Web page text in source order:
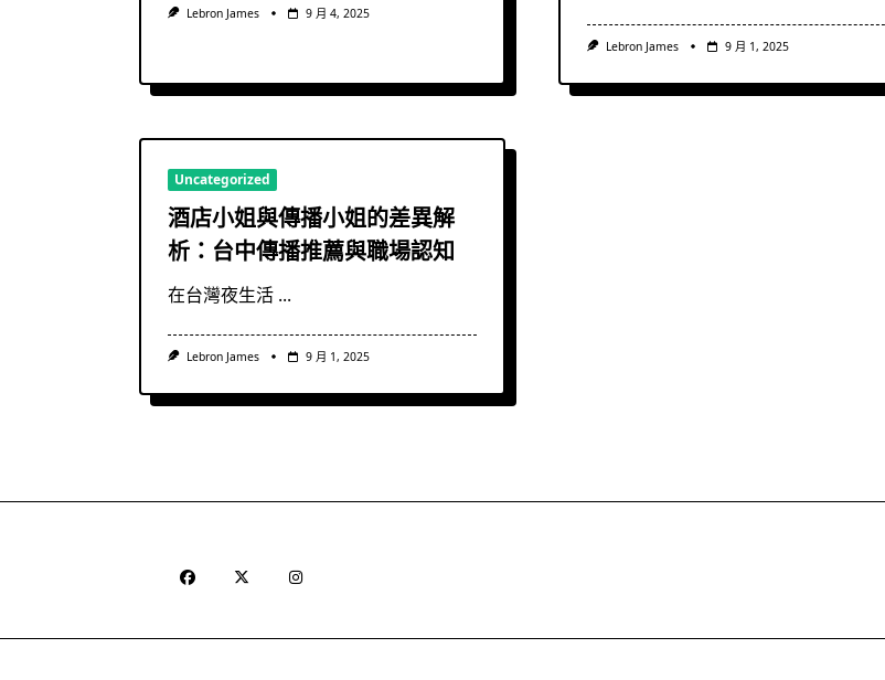
Lebron James 9 月 4, 2025
Lebron James 9 月 1, 2025
Uncategorized
酒店小姐與傳播小姐的差異解
析：台中傳播推薦與職場認知
在台灣夜生活 ...
Lebron James 9 月 1, 2025